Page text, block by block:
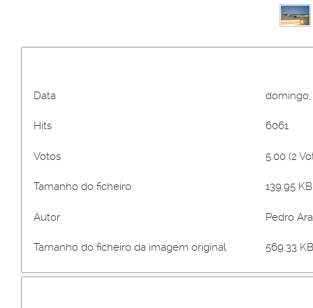
Data domingo,
Hits 6061
Votos 5.00 (2
Tamanho do ficheiro 139.95
Autor Pedro
Tamanho do ficheiro da imagem original 569.33